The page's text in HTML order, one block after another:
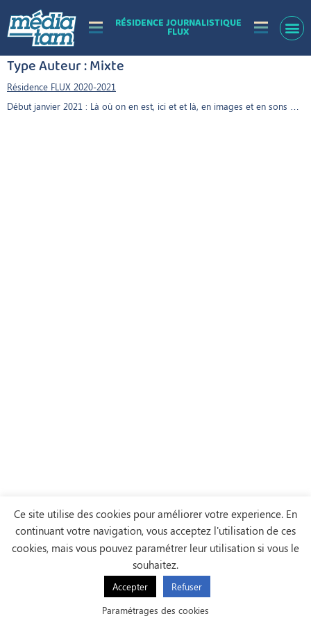
RÉSIDENCE JOURNALISTIQUE
FLUX
Type Auteur :Mixte
Résidence FLUX 2020-2021
Début janvier 2021 : Là où on en est, ici et et là, en images et en sons …
Ce site utilise des cookies pour améliorer votre experience. En
continuant votre navigation, vous acceptez l'utilisation de ces
cookies, mais vous pouvez paramétrer leur utilisation si vous le
souhaitez.
Accepter Refuser
Paramétrages des cookies